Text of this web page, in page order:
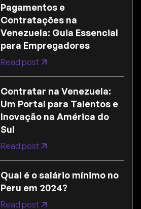
Pagamentos e
Contratações na
Venezuela: Guia Essencial
para Empregadores
Read post
Contratar na Venezuela:
Um Portal para Talentos e
Inovação na América do
Sul
Read post
Qual é o salário mínimo no
Peru em 2024?
Read post